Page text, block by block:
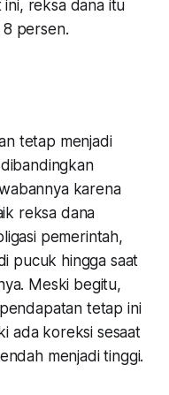
ini, reksa dana itu
persen.
tetap menjadi
karena
reksa dana
pemerintah,
pucuk hingga saat
Meski begitu,
tetap ini
ada koreksi sesaat
menjadi tinggi.